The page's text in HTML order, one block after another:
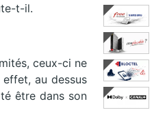
t-il.
ceux-ci ne
au dessus
être dans son